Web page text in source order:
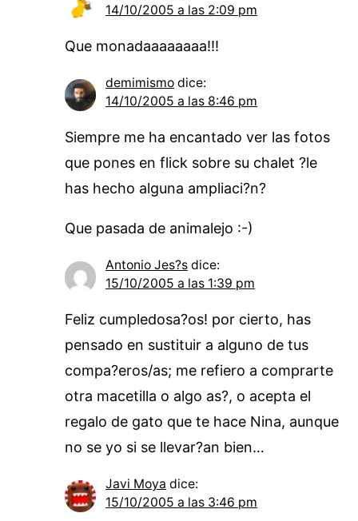
14/10/2005 a las 2:09 pm
Que monadaaaaaaaa!!!
demimismo dice:
14/10/2005 a las 8:46 pm
Siempre me ha encantado ver las fotos
que pones en flick sobre su chalet ?le
has hecho alguna ampliaci?n?
Que pasada de animalejo :-)
Antonio Jes?s dice:
15/10/2005 a las 1:39 pm
Feliz cumpledosa?os! por cierto, has
pensado en sustituir a alguno de tus
compa?eros/as; me refiero a comprarte
otra macetilla o algo as?, o acepta el
regalo de gato que te hace Nina, aunque
no se yo si se llevar?an bien…
Javi Moya dice:
15/10/2005 a las 3:46 pm